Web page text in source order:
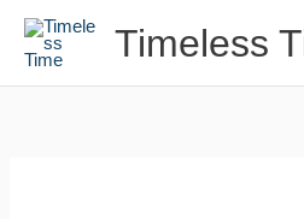
Timeless